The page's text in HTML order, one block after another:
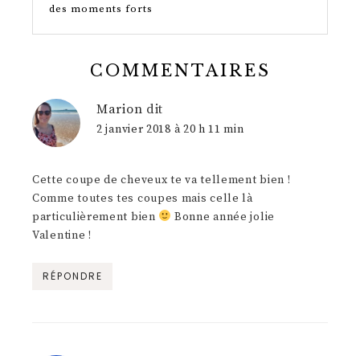
des moments forts
COMMENTAIRES
Marion dit
2 janvier 2018 à 20 h 11 min
Cette coupe de cheveux te va tellement bien !
Comme toutes tes coupes mais celle là
particulièrement bien
Bonne année jolie
Valentine !
RÉPONDRE